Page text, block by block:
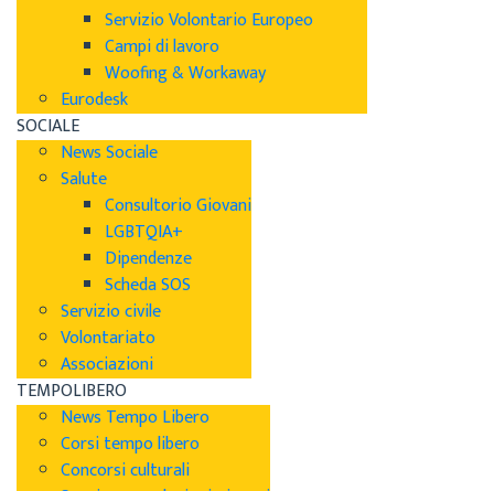
Servizio Volontario Europeo
Campi di lavoro
Woofing & Workaway
Eurodesk
SOCIALE
News Sociale
Salute
Consultorio Giovani
LGBTQIA+
Dipendenze
Scheda SOS
Servizio civile
Volontariato
Associazioni
TEMPOLIBERO
News Tempo Libero
Corsi tempo libero
Concorsi culturali